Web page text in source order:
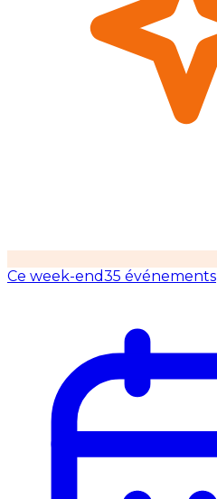
Ce week-end35 événements